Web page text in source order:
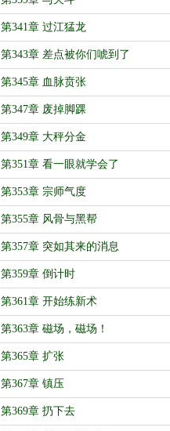
第341章 过江猛龙
第343章 差点被你们唬到了
第345章 血脉贲张
第347章 废掉脚踝
第349章 大秤分金
第351章 看一眼就学会了
第353章 宗师气度
第355章 风骨与黑帮
第357章 突如其来的消息
第359章 倒计时
第361章 开始练新术
第363章 磁场，磁场！
第365章 扩张
第367章 镇压
第369章 扔下去